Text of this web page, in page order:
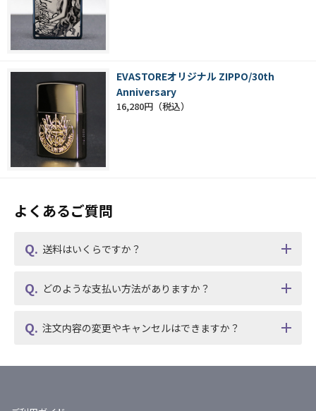
EVASTOREオリジナル ZIPPO/30th
Anniversary
16,280円
よくあるご質問
送料はいくらですか？
どのような支払い方法がありますか？
注文内容の変更やキャンセルはできますか？